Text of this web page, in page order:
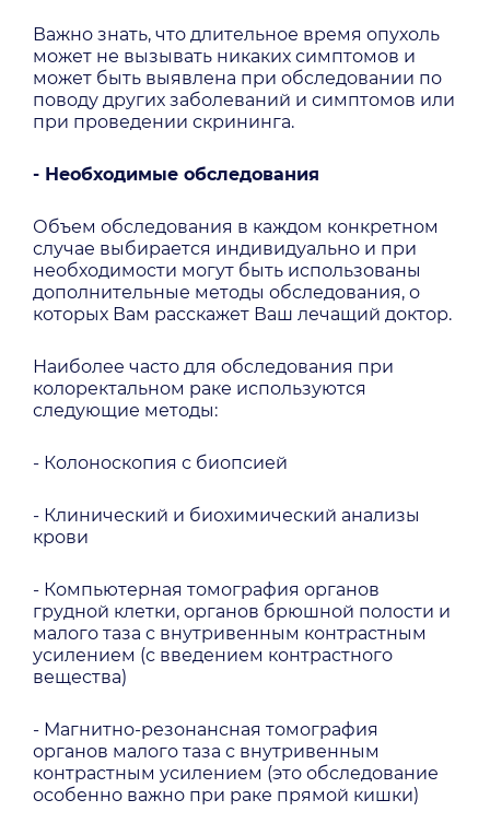
Важно знать, что длительное время опухоль
может не вызывать никаких симптомов и
может быть выявлена при обследовании по
поводу других заболеваний и симптомов или
при проведении скрининга.
- Необходимые обследования
Объем обследования в каждом конкретном
случае выбирается индивидуально и при
необходимости могут быть использованы
дополнительные методы обследования, о
которых Вам расскажет Ваш лечащий доктор.
Наиболее часто для обследования при
колоректальном раке используются
следующие методы:
- Колоноскопия с биопсией
- Клинический и биохимический анализы
крови
- Компьютерная томография органов
грудной клетки, органов брюшной полости и
малого таза с внутривенным контрастным
усилением (с введением контрастного
вещества)
- Магнитно-резонансная томография
органов малого таза с внутривенным
контрастным усилением (это обследование
особенно важно при раке прямой кишки)